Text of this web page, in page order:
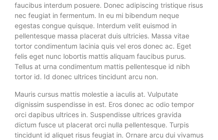
faucibus interdum posuere. Donec adipiscing tristique risus
nec feugiat in fermentum. In eu mi bibendum neque
egestas congue quisque. Interdum velit euismod in
pellentesque massa placerat duis ultricies. Massa vitae
tortor condimentum lacinia quis vel eros donec ac. Eget
felis eget nunc lobortis mattis aliquam faucibus purus.
Tellus at urna condimentum mattis pellentesque id nibh
tortor id. Id donec ultrices tincidunt arcu non.
Mauris cursus mattis molestie a iaculis at. Vulputate
dignissim suspendisse in est. Eros donec ac odio tempor
orci dapibus ultrices in. Suspendisse ultrices gravida
dictum fusce ut placerat orci nulla pellentesque. Turpis
tincidunt id aliquet risus feugiat in. Ornare arcu dui vivamus